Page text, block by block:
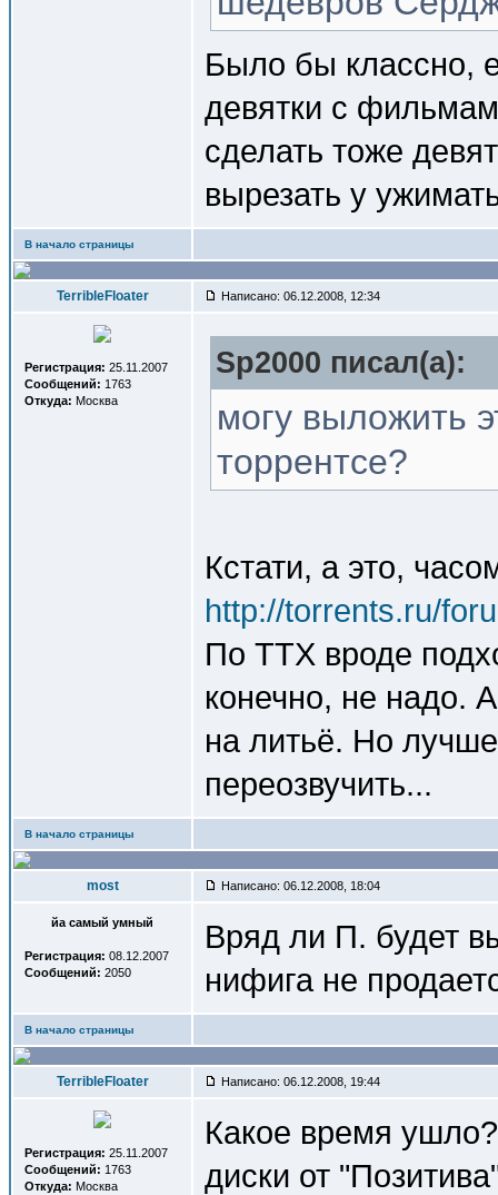
Было бы классно,
девятки с
сделать тоже
вырезать у
В начало страницы
TerribleFloater Написано: 06.12.2008, 12:34
Регистрация: 25.11.2007
Сообщений: 1763
Откуда: Москва
Sp2000 писал(a):
могу выложить
торрентсе?
Кстати, а это,
http://torrents.ru/
По ТТХ вроде
конечно, не надо.
на литьё. Но
переозвучить...
В начало страницы
most Написано: 06.12.2008, 18:04
йа самый умный
Регистрация: 08.12.2007
Сообщений: 2050
Вряд ли П. будет
нифига не
В начало страницы
TerribleFloater Написано: 06.12.2008, 19:44
Регистрация: 25.11.2007
Сообщений: 1763
Откуда: Москва
Какое время
диски от